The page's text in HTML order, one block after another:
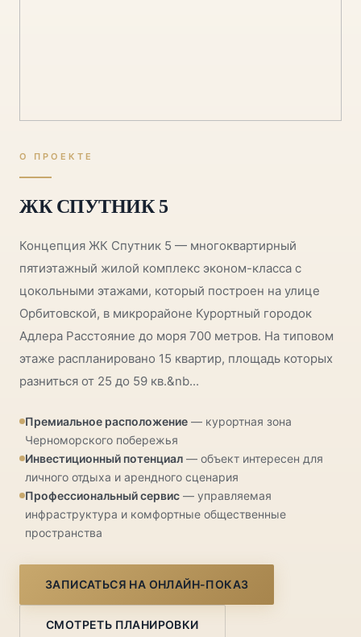
О ПРОЕКТЕ
ЖК СПУТНИК 5
Концепция ЖК Спутник 5 — многоквартирный
пятиэтажный жилой комплекс эконом-класса с
цокольными этажами, который построен на улице
Орбитовской, в микрорайоне Курортный городок
Адлера Расстояние до моря 700 метров. На типовом
этаже распланировано 15 квартир, площадь которых
разниться от 25 до 59 кв.&nb...
Премиальное расположение — курортная зона
Черноморского побережья
Инвестиционный потенциал — объект интересен для
личного отдыха и арендного сценария
Профессиональный сервис — управляемая
инфраструктура и комфортные общественные
пространства
ЗАПИСАТЬСЯ НА ОНЛАЙН-ПОКАЗ
СМОТРЕТЬ ПЛАНИРОВКИ